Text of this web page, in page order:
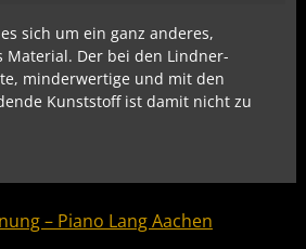
sich um ein ganz anderes,
Material. Der bei den Lindner-
minderwertige und mit den
Kunststoff ist damit nicht zu
– Piano Lang Aachen